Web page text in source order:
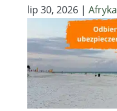
lip 30, 2026| Afryka